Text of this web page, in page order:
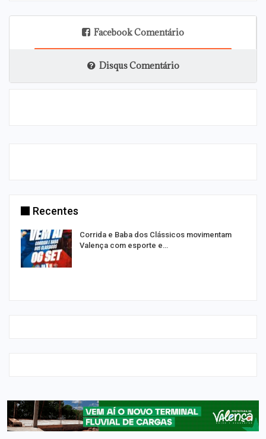
Facebook Comentário
Disqus Comentário
Recentes
Corrida e Baba dos Clássicos movimentam
Valença com esporte e…